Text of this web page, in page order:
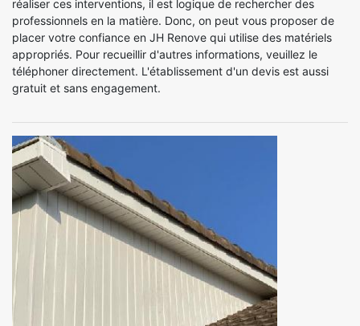
réaliser ces interventions, il est logique de rechercher des
professionnels en la matière. Donc, on peut vous proposer de
placer votre confiance en JH Renove qui utilise des matériels
appropriés. Pour recueillir d'autres informations, veuillez le
téléphoner directement. L'établissement d'un devis est aussi
gratuit et sans engagement.